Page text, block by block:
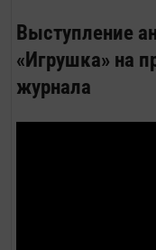
Выступление
«Игрушка» на
журнала